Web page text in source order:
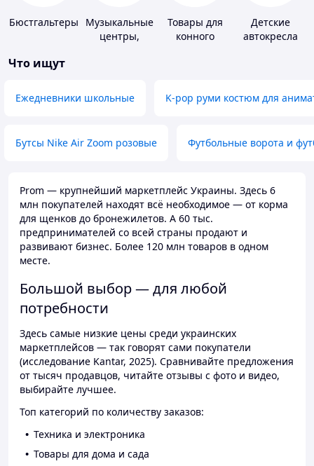
Бюстгальтеры
Музыкальные
центры,
Товары для
конного
Детские
автокресла
Что ищут
Ежедневники школьные K-pop руми костюм для
Бутсы Nike Air Zoom розовые Футбольные ворота и
Prom — крупнейший маркетплейс Украины. Здесь 6
млн покупателей находят всё необходимое — от корма
для щенков до бронежилетов. А 60 тыс.
предпринимателей со всей страны продают и
развивают бизнес. Более 120 млн товаров в одном
месте.
Большой выбор — для любой
потребности
Здесь самые низкие цены среди украинских
маркетплейсов — так говорят сами покупатели
(исследование Kantar, 2025). Сравнивайте предложения
от тысяч продавцов, читайте отзывы с фото и видео,
выбирайте лучшее.
Топ категорий по количеству заказов:
Техника и электроника
Товары для дома и сада